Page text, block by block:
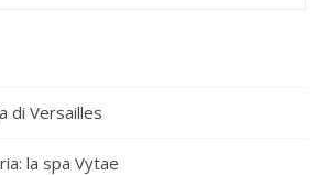
di Versailles
la spa Vytae